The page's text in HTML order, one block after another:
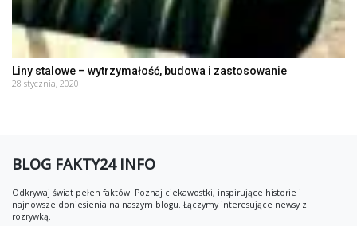
Liny stalowe – wytrzymałość, budowa i zastosowanie
28 stycznia, 2020
BLOG FAKTY24 INFO
Odkrywaj świat pełen faktów! Poznaj ciekawostki, inspirujące historie i
najnowsze doniesienia na naszym blogu. Łączymy interesujące newsy z
rozrywką.